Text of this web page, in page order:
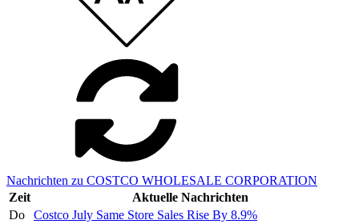
Nachrichten zu COSTCO WHOLESALE CORPORATION
Zeit
Aktuelle Nachrichten
Do
Costco July Same Store Sales Rise By 8.9%